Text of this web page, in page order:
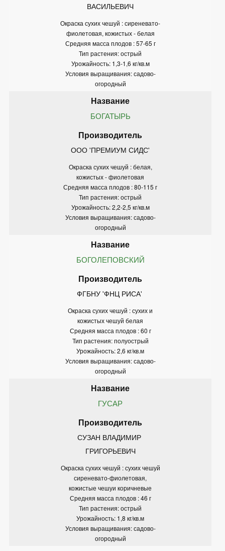
ВАСИЛЬЕВИЧ
Окраска сухих чешуй : сиреневато-
фиолетовая, кожистых - белая
Средняя масса плодов : 57-65 г
Тип растения: острый
Урожайность: 1,3-1,6 кг/кв.м
Условия выращивания: садово-
огородный
БОГАТЫРЬ
ООО 'ПРЕМИУМ СИДС'
Окраска сухих чешуй : белая,
кожистых - фиолетовая
Средняя масса плодов : 80-115 г
Тип растения: острый
Урожайность: 2,2-2,5 кг/кв.м
Условия выращивания: садово-
огородный
БОГОЛЕПОВСКИЙ
ФГБНУ 'ФНЦ РИСА'
Окраска сухих чешуй : сухих и
кожистых чешуй белая
Средняя масса плодов : 60 г
Тип растения: полуострый
Урожайность: 2,6 кг/кв.м
Условия выращивания: садово-
огородный
ГУСАР
СУЗАН ВЛАДИМИР
ГРИГОРЬЕВИЧ
Окраска сухих чешуй : сухих чешуй
сиреневато-фиолетовая,
кожистые чешуи коричневые
Средняя масса плодов : 46 г
Тип растения: острый
Урожайность: 1,8 кг/кв.м
Условия выращивания: садово-
огородный